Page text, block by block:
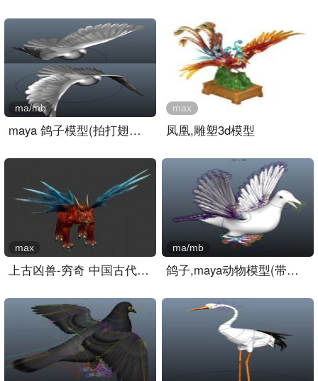
maya 鸽子模型(拍打翅膀动..
ma/mb
凤凰,雕塑3d模型
max
上古凶兽-穷奇 中国古代四..
max
鸽子,maya动物模型(带骨骼..
ma/mb